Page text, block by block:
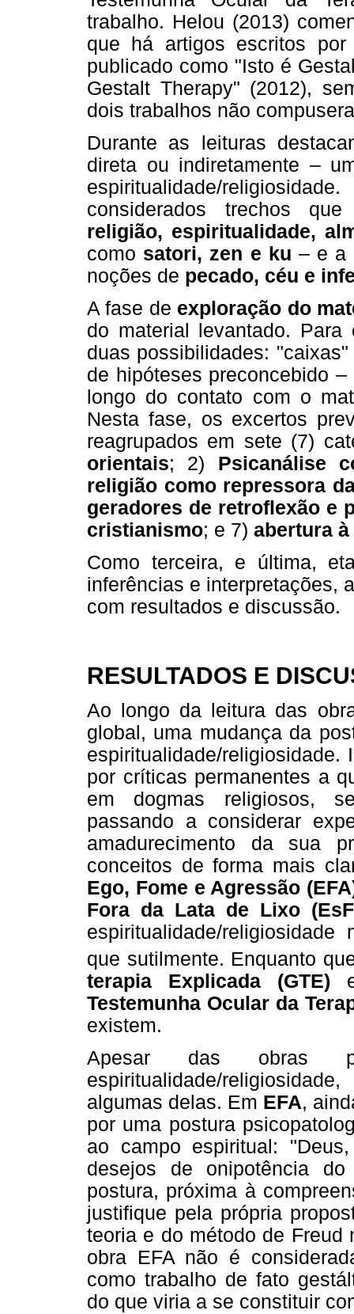
trabalho. Helou (2013)
que há artigos escritos
publicado como "Isto é
Gestalt Therapy" (2012),
dois trabalhos não
Durante as leituras
direta ou indiretamente –
espiritualidade/
considerados trechos
religião, espiritualidade,
como satori, zen e ku – e a
noções de pecado, céu e
A fase de exploração do
do material levantado. Para
duas possibilidades:
de hipóteses preconcebido
longo do contato com o
Nesta fase, os excertos
reagrupados em sete (7)
orientais; 2) Psicanálise
religião como repressora
geradores de retroflexão e
cristianismo; e 7) abertura
Como terceira, e última,
inferências e interpretações,
com resultados e discussão.
RESULTADOS E
Ao longo da leitura das
global, uma mudança da
espiritualidade/religiosidade.
por críticas permanentes a
em dogmas religiosos,
passando a considerar
amadurecimento da sua
conceitos de forma mais
Ego, Fome e Agressão
Fora da Lata de Lixo
espiritualidade/
que sutilmente. Enquanto
terapia Explicada (GTE)
Testemunha Ocular da
existem.
Apesar das obras
espiritualidade/
algumas delas. Em EFA,
por uma postura
ao campo espiritual:
desejos de onipotência
postura, próxima à
justifique pela própria
teoria e do método de
obra EFA não é
como trabalho de fato
do que viria a se constituir